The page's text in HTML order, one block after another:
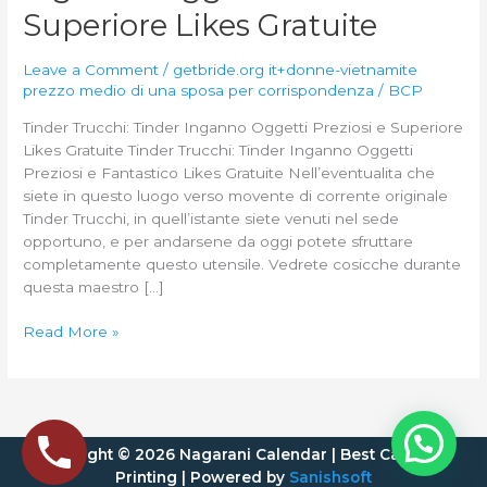
Superiore Likes Gratuite
Leave a Comment / getbride.org it+donne-vietnamite
prezzo medio di una sposa per corrispondenza / BCP
Tinder Trucchi: Tinder Inganno Oggetti Preziosi e Superiore
Likes Gratuite Tinder Trucchi: Tinder Inganno Oggetti
Preziosi e Fantastico Likes Gratuite Nell’eventualita che
siete in questo luogo verso movente di corrente originale
Tinder Trucchi, in quell’istante siete venuti nel sede
opportuno, e per andarsene da oggi potete sfruttare
completamente questo utensile. Vedrete cosicche durante
questa maestro […]
Inganno
Oggetti
e
Superiore
Likes
Gratuite
Read More »
Copyright © 2026 Nagarani Calendar | Best Calendar
Printing | Powered by Sanishsoft